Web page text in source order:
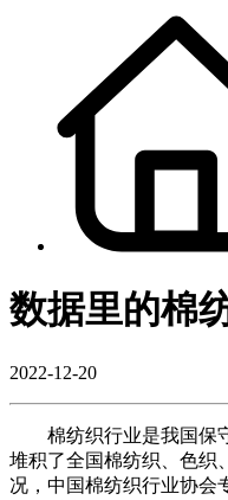
数据里的棉
2022-12-20
棉纺织行业是我国保守
堆积了全国棉纺织、色织
况，中国棉纺织行业协会